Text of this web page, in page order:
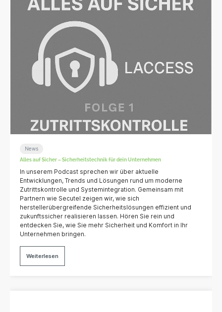
News
Alles auf Sicher – Sicherheitstechnik für dein Unternehmen
In unserem Podcast sprechen wir über aktuelle
Entwicklungen, Trends und Lösungen rund um moderne
Zutrittskontrolle und Systemintegration. Gemeinsam mit
Partnern wie Secutel zeigen wir, wie sich
herstellerübergreifende Sicherheitslösungen effizient und
zukunftssicher realisieren lassen. Hören Sie rein und
entdecken Sie, wie Sie mehr Sicherheit und Komfort in Ihr
Unternehmen bringen.
Weiterlesen